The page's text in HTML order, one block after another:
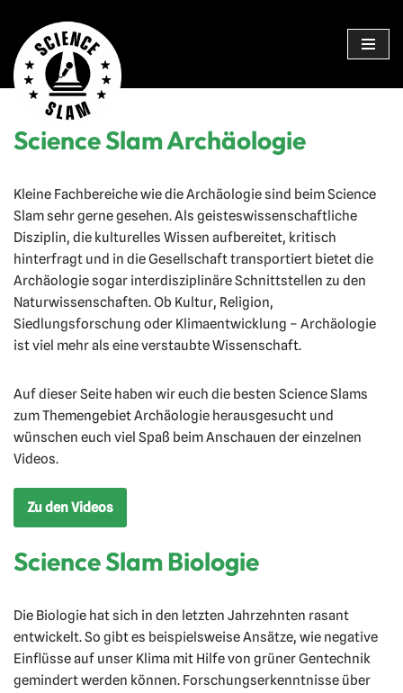
Zum
Inhalt
springen
Science Slam Archäologie
Kleine Fachbereiche wie die Archäologie sind beim Science
Slam sehr gerne gesehen. Als geisteswissenschaftliche
Disziplin, die kulturelles Wissen aufbereitet, kritisch
hinterfragt und in die Gesellschaft transportiert bietet die
Archäologie sogar interdisziplinäre Schnittstellen zu den
Naturwissenschaften. Ob Kultur, Religion,
Siedlungsforschung oder Klimaentwicklung – Archäologie
ist viel mehr als eine verstaubte Wissenschaft.
Auf dieser Seite haben wir euch die besten Science Slams
zum Themengebiet Archäologie herausgesucht und
wünschen euch viel Spaß beim Anschauen der einzelnen
Videos.
Zu den Videos
Science Slam Biologie
Die Biologie hat sich in den letzten Jahrzehnten rasant
entwickelt. So gibt es beispielsweise Ansätze, wie negative
Einflüsse auf unser Klima mit Hilfe von grüner Gentechnik
gemindert werden können. Forschungserkenntnisse über